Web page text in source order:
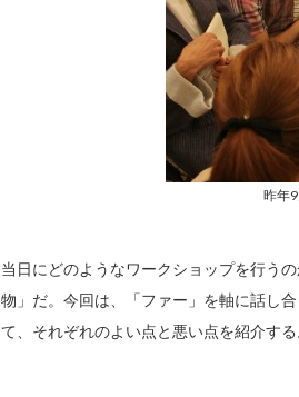
昨年
当日にどのようなワークショップを行う
物」だ。今回は、「ファー」を軸に話し
て、それぞれのよい点と悪い点を紹介する